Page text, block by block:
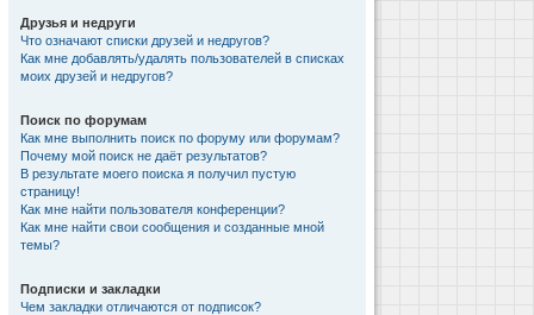
Друзья и недруги
Что означают списки друзей и недругов?
Как мне добавлять/удалять пользователей в списках
моих друзей и недругов?
Поиск по форумам
Как мне выполнить поиск по форуму или форумам?
Почему мой поиск не даёт результатов?
В результате моего поиска я получил пустую
страницу!
Как мне найти пользователя конференции?
Как мне найти свои сообщения и созданные мной
темы?
Подписки и закладки
Чем закладки отличаются от подписок?